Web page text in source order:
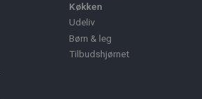
Køkken
Udeliv
Børn & leg
Tilbudshjørnet